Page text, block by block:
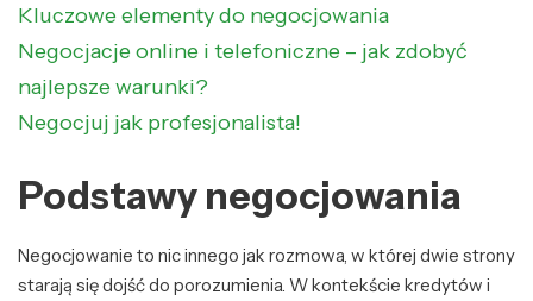
Kluczowe elementy do negocjowania
Negocjacje online i telefoniczne – jak zdobyć
najlepsze warunki?
Negocjuj jak profesjonalista!
Podstawy negocjowania
Negocjowanie to nic innego jak rozmowa, w której dwie strony
starają się dojść do porozumienia. W kontekście kredytów i